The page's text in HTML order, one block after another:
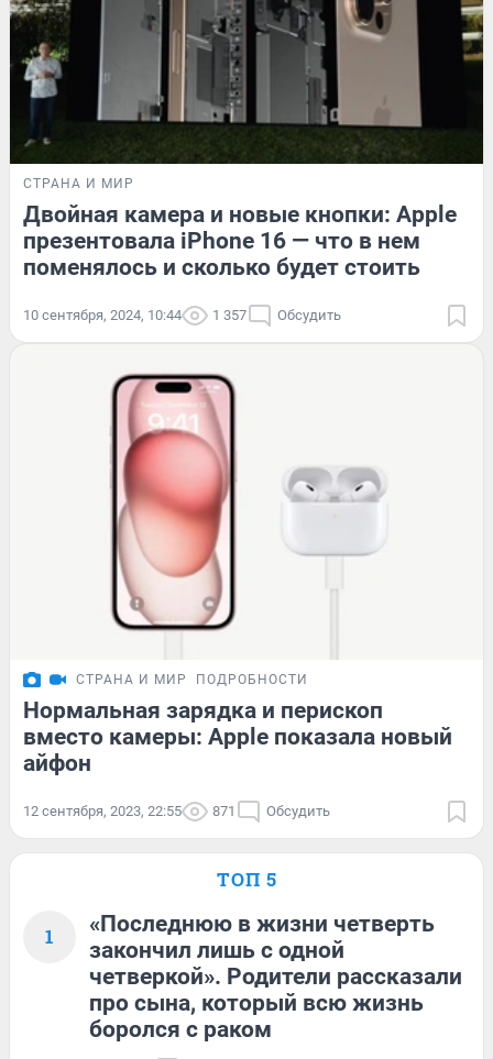
СТРАНА И МИР
Двойная камера и новые кнопки: Apple
презентовала iPhone 16 — что в нем
поменялось и сколько будет стоить
10 сентября, 2024, 10:44 1 357 Обсудить
СТРАНА И МИР ПОДРОБНОСТИ
Нормальная зарядка и перископ
вместо камеры: Apple показала новый
айфон
12 сентября, 2023, 22:55 871 Обсудить
ТОП 5
1
«Последнюю в жизни четверть
закончил лишь с одной
четверкой». Родители рассказали
про сына, который всю жизнь
боролся с раком